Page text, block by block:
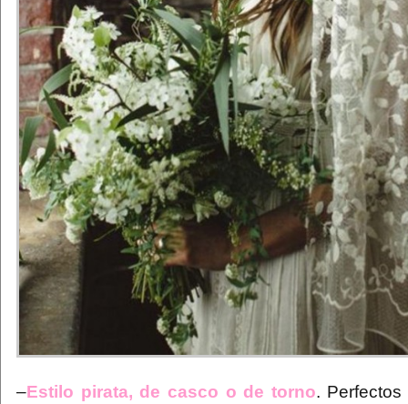
–Estilo pirata, de casco o de torno.